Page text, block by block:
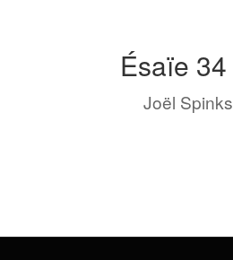
Ésaïe 34
byJoël Spinks